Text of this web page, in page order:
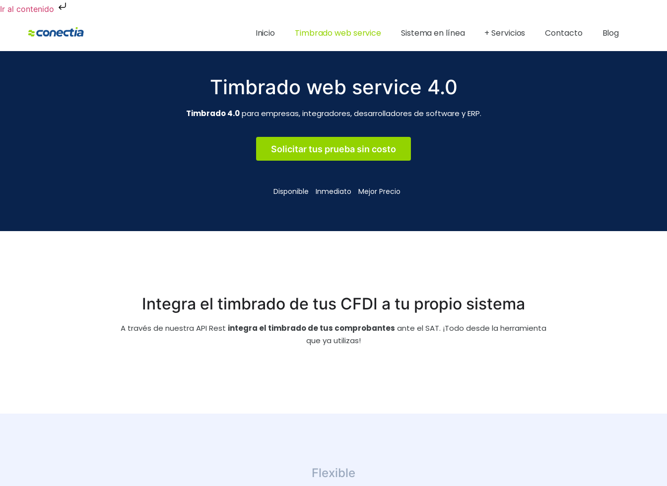
Ir al contenido
Inicio Timbrado web service Sistema en línea + Servicios Contacto Blog
Timbrado web service 4.0
Timbrado 4.0para empresas, integradores, desarrolladores de software y ERP.
Solicitar tus prueba sin costo
Disponible Inmediato Mejor Precio
Integra el timbrado de tus CFDI a tu propio sistema
A través de nuestra API Rest integra el timbrado de tus comprobantes ante el SAT. ¡Todo desde la herramienta
que ya utilizas!
Flexible